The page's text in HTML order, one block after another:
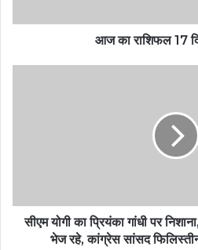
आज का राशिफल 17
सीएम योगी का प्रियंका गांधी पर
भेज रहे, कांग्रेस सांसद